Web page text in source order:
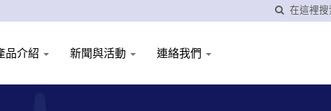
品介紹 新聞與活動 連絡我們